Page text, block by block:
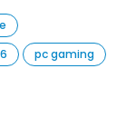
pc gaming